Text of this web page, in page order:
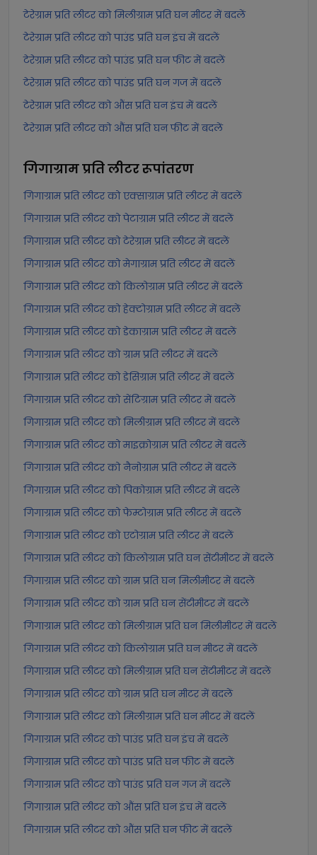
टेरेग्राम प्रति लीटर को मिलीग्राम प्रति घन मीटर में बदलें
टेरेग्राम प्रति लीटर को पाउंड प्रति घन इंच में बदलें
टेरेग्राम प्रति लीटर को पाउंड प्रति घन फीट में बदलें
टेरेग्राम प्रति लीटर को पाउंड प्रति घन गज में बदलें
टेरेग्राम प्रति लीटर को औंस प्रति घन इंच में बदलें
टेरेग्राम प्रति लीटर को औंस प्रति घन फीट में बदलें
गिगाग्राम प्रति लीटररूपांतरण
गिगाग्राम प्रति लीटर को एक्साग्राम प्रति लीटर में बदलें
गिगाग्राम प्रति लीटर को पेटाग्राम प्रति लीटर में बदलें
गिगाग्राम प्रति लीटर को टेरेग्राम प्रति लीटर में बदलें
गिगाग्राम प्रति लीटर को मेगाग्राम प्रति लीटर में बदलें
गिगाग्राम प्रति लीटर को किलोग्राम प्रति लीटर में बदलें
गिगाग्राम प्रति लीटर को हेक्टोग्राम प्रति लीटर में बदलें
गिगाग्राम प्रति लीटर को डेकाग्राम प्रति लीटर में बदलें
गिगाग्राम प्रति लीटर को ग्राम प्रति लीटर में बदलें
गिगाग्राम प्रति लीटर को डेसिग्राम प्रति लीटर में बदलें
गिगाग्राम प्रति लीटर को सेंटिग्राम प्रति लीटर में बदलें
गिगाग्राम प्रति लीटर को मिलीग्राम प्रति लीटर में बदलें
गिगाग्राम प्रति लीटर को माइक्रोग्राम प्रति लीटर में बदलें
गिगाग्राम प्रति लीटर को नैनोग्राम प्रति लीटर में बदलें
गिगाग्राम प्रति लीटर को पिकोग्राम प्रति लीटर में बदलें
गिगाग्राम प्रति लीटर को फेम्टोग्राम प्रति लीटर में बदलें
गिगाग्राम प्रति लीटर को एटोग्राम प्रति लीटर में बदलें
गिगाग्राम प्रति लीटर को किलोग्राम प्रति घन सेंटीमीटर में बदलें
गिगाग्राम प्रति लीटर को ग्राम प्रति घन मिलीमीटर में बदलें
गिगाग्राम प्रति लीटर को ग्राम प्रति घन सेंटीमीटर में बदलें
गिगाग्राम प्रति लीटर को मिलीग्राम प्रति घन मिलीमीटर में बदलें
गिगाग्राम प्रति लीटर को किलोग्राम प्रति घन मीटर में बदलें
गिगाग्राम प्रति लीटर को मिलीग्राम प्रति घन सेंटीमीटर में बदलें
गिगाग्राम प्रति लीटर को ग्राम प्रति घन मीटर में बदलें
गिगाग्राम प्रति लीटर को मिलीग्राम प्रति घन मीटर में बदलें
गिगाग्राम प्रति लीटर को पाउंड प्रति घन इंच में बदलें
गिगाग्राम प्रति लीटर को पाउंड प्रति घन फीट में बदलें
गिगाग्राम प्रति लीटर को पाउंड प्रति घन गज में बदलें
गिगाग्राम प्रति लीटर को औंस प्रति घन इंच में बदलें
गिगाग्राम प्रति लीटर को औंस प्रति घन फीट में बदलें